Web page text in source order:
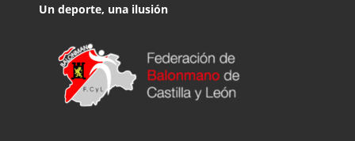
Un deporte, una ilusión